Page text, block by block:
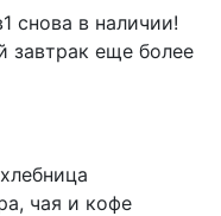
снова в наличии!
завтрак еще более
чая и кофе